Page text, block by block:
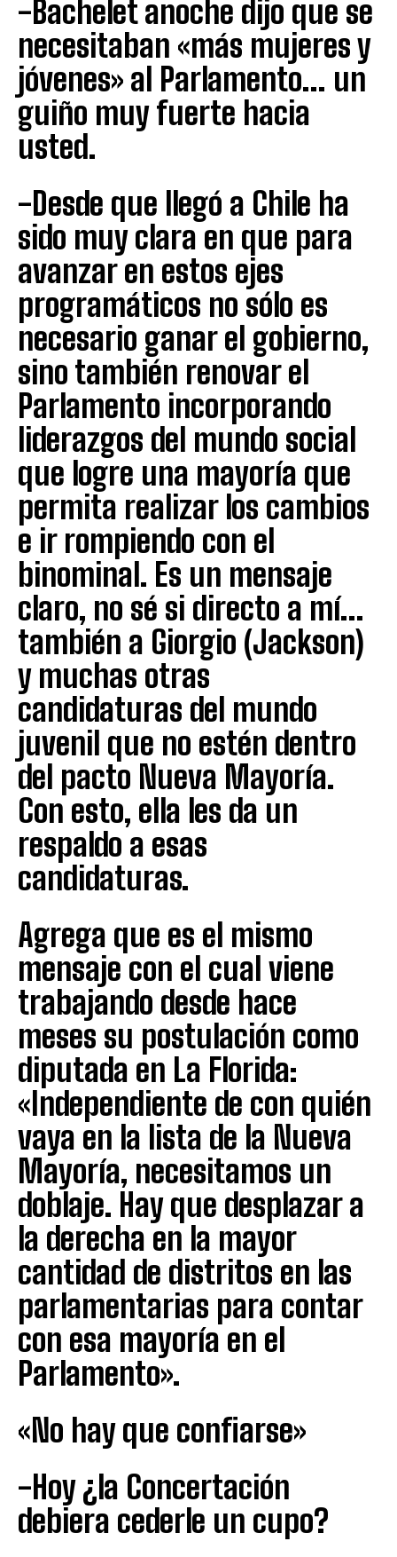
-Bachelet anoche dijo que se
necesitaban «más mujeres y
jóvenes» al Parlamento… un
guiño muy fuerte hacia
usted.
-Desde que llegó a Chile ha
sido muy clara en que para
avanzar en estos ejes
programáticos no sólo es
necesario ganar el gobierno,
sino también renovar el
Parlamento incorporando
liderazgos del mundo social
que logre una mayoría que
permita realizar los cambios
e ir rompiendo con el
binominal. Es un mensaje
claro, no sé si directo a mí…
también a Giorgio (Jackson)
y muchas otras
candidaturas del mundo
juvenil que no estén dentro
del pacto Nueva Mayoría.
Con esto, ella les da un
respaldo a esas
candidaturas.
Agrega que es el mismo
mensaje con el cual viene
trabajando desde hace
meses su postulación como
diputada en La Florida:
«Independiente de con quién
vaya en la lista de la Nueva
Mayoría, necesitamos un
doblaje. Hay que desplazar a
la derecha en la mayor
cantidad de distritos en las
parlamentarias para contar
con esa mayoría en el
Parlamento».
«No hay que confiarse»
-Hoy ¿la Concertación
debiera cederle un cupo?